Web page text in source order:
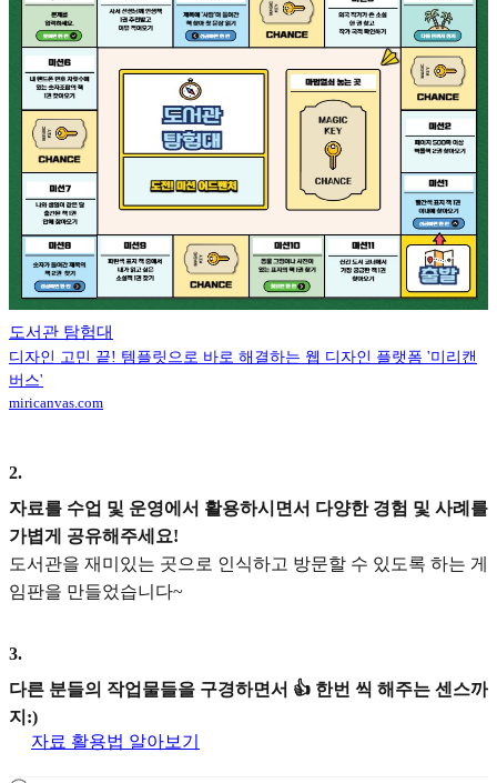
도서관 탐험대
디자인 고민 끝! 템플릿으로 바로 해결하는 웹 디자인 플랫폼 '미리캔
버스'
miricanvas.com
2.
자료를 수업 및 운영에서 활용하시면서 다양한 경험 및 사례를
가볍게 공유해주세요!
도서관을 재미있는 곳으로 인식하고 방문할 수 있도록 하는 게
임판을 만들었습니다~
3.
다른 분들의 작업물들을 구경하면서 👍 한번 씩 해주는 센스까
지:)
자료 활용법 알아보기